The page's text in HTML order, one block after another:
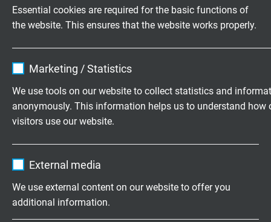
Essential cookies are required for the basic functions of
the website. This ensures that the website works properly.
Expire 1 year
Purpose
Marketing / Statistics
We use tools on our website to collect statistics and
anonymously. This information helps us to understand how
visitors use our website.
Expire 2 years
External media
We use external content on our website to offer you
additional information.
Temperatuur Meettechniek